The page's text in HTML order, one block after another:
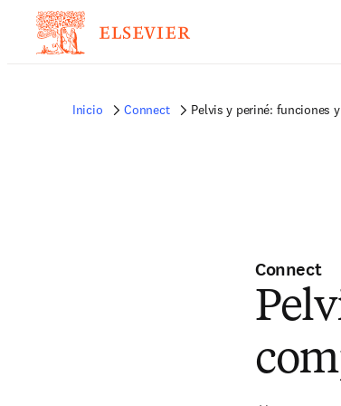
Inicio Connect Pelvis y periné: funciones
Connect